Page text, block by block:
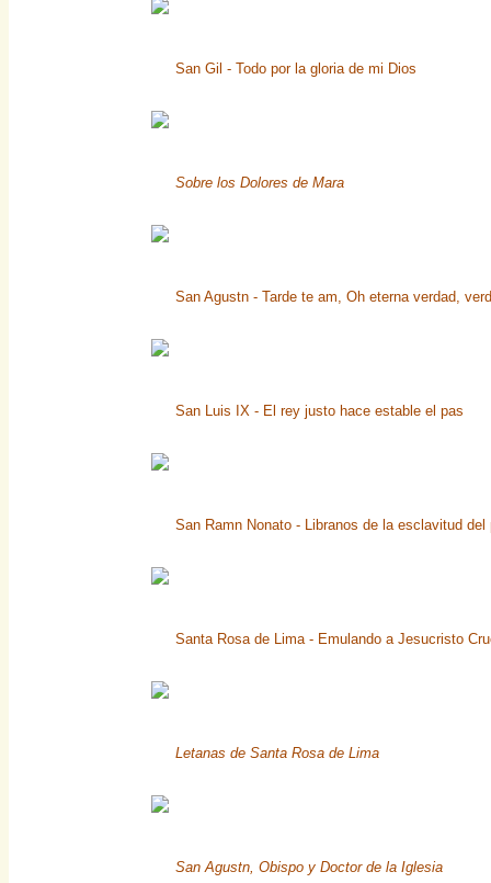
San Gil - Todo por la gloria de mi Dios
Sobre los Dolores de Mara
San Agustn - Tarde te am, Oh eterna verdad,
San Luis IX - El rey justo hace estable el pas
San Ramn Nonato - Libranos de la esclavitud del
Santa Rosa de Lima - Emulando a Jesucristo
Letanas de Santa Rosa de Lima
San Agustn, Obispo y Doctor de la Iglesia